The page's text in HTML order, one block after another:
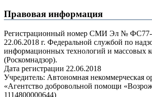
Правовая информация
Регистрационный номер СМИ Эл № ФС77-
22.06.2018 г. Федеральной службой по
информационных технологий и массовых
(Роскомнадзор).
Дата регистрации 22.06.2018
Учредитель: Автономная некоммерческая
«Агентство добровольной помощи
1114800000644)